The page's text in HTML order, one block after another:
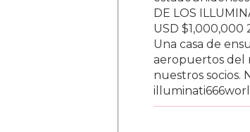
DE LOS
USD
Una casa de
aeropuertos del
nuestros socios.